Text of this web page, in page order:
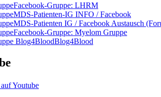
Facebook-Gruppe: LHRM
MDS-Patienten-IG INFO / Facebook
MDS-Patienten IG / Facebook Austausch
Facebook-Gruppe: Myelom Gruppe
Blog4Blood
Youtube